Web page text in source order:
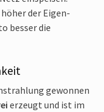
höher der Eigen­
besser die
gewonnen
erzeugt und ist im